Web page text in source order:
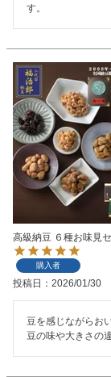
す。
高級納豆 ６種お味見
購入者
投稿日 2026/01/30
豆を感じながらお
豆の味や大きさの